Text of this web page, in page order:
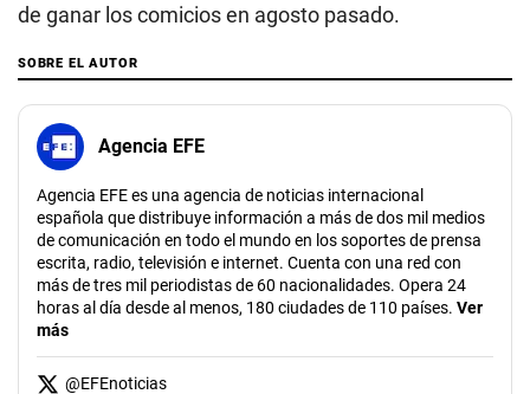
de ganar los comicios en agosto pasado.
SOBRE EL AUTOR
Agencia EFE
Agencia EFE es una agencia de noticias internacional
española que distribuye información a más de dos mil medios
de comunicación en todo el mundo en los soportes de prensa
escrita, radio, televisión e internet. Cuenta con una red con
más de tres mil periodistas de 60 nacionalidades. Opera 24
horas al día desde al menos, 180 ciudades de 110 países. Ver
más
@EFEnoticias